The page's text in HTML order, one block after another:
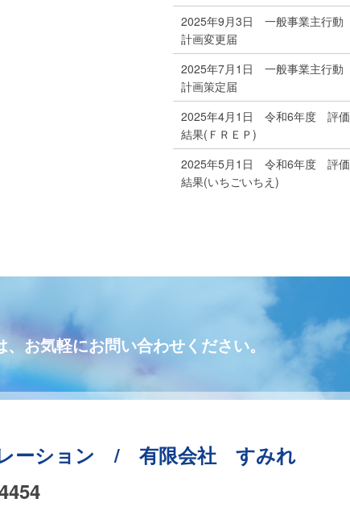
2025年9月3日 一般事業主行動
計画変更届
2025年7月1日 一般事業主行動
計画策定届
2025年4月1日 令和6年度 評価
結果(ＦＲＥＰ)
2025年5月1日 令和6年度 評価
結果(いちごいちえ)
お気軽にお問い合わせください。
ーション / 有限会社 すみれ